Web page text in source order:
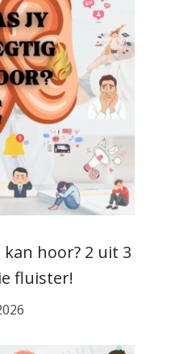
hoor? 2 uit 3
fluister!